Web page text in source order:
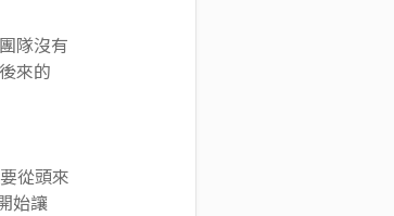
隊沒有
來的
從頭來
始讓